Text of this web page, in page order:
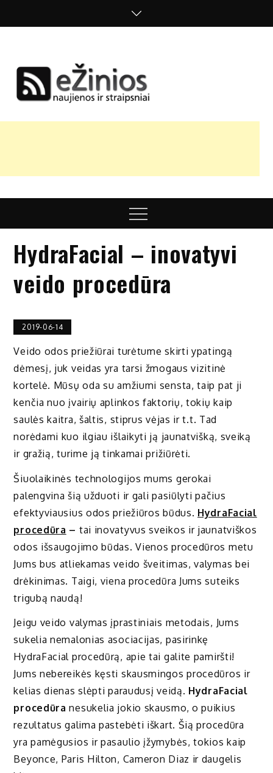
nuomonės
Menu
HydraFacial – inovatyvi
veido procedūra
2019-06-14
Veido odos priežiūrai turėtume skirti ypatingą
dėmesį, juk veidas yra tarsi žmogaus vizitinė
kortelė. Mūsų oda su amžiumi sensta, taip pat ji
kenčia nuo įvairių aplinkos faktorių, tokių kaip
saulės kaitra, šaltis, stiprus vėjas ir t.t. Tad
norėdami kuo ilgiau išlaikyti ją jaunatvišką, sveiką
ir gražią, turime ją tinkamai prižiūrėti.
Šiuolaikinės technologijos mums gerokai
palengvina šią užduoti ir gali pasiūlyti pačius
efektyviausius odos priežiūros būdus. HydraFacial
procedūra – tai inovatyvus sveikos ir jaunatviškos
odos išsaugojimo būdas. Vienos procedūros metu
Jums bus atliekamas veido šveitimas, valymas bei
drėkinimas. Taigi, viena procedūra Jums suteiks
trigubą naudą!
Jeigu veido valymas įprastiniais metodais, Jums
sukelia nemalonias asociacijas, pasirinkę
HydraFacial procedūrą, apie tai galite pamiršti!
Jums nebereikės kęsti skausmingos procedūros ir
kelias dienas slėpti paraudusį veidą. HydraFacial
procedūra nesukelia jokio skausmo, o puikius
rezultatus galima pastebėti iškart. Šią procedūra
yra pamėgusios ir pasaulio įžymybės, tokios kaip
Beyonce, Paris Hilton, Cameron Diaz ir daugelis